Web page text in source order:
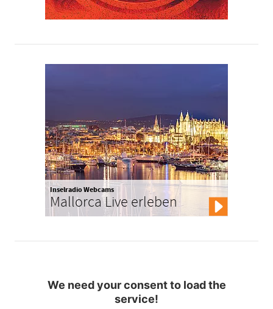
Inselradio Webcams
Mallorca Live erleben
We need your consent to load the
service!